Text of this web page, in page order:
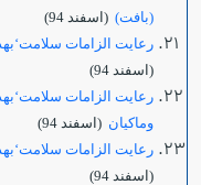
(بافت) (اسفند 94)
رعايت الزامات
(اسفند 94)
رعايت الزامات
وماكيان (اسفند 94)
رعايت الزامات
(اسفند 94)